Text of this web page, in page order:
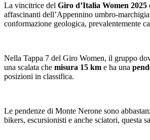
La vincitrice del Giro d’Italia Women 2025
affascinanti dell’Appennino umbro-
conformazione geologica, prevalentemente
Nella Tappa 7 del Giro Women, il gruppo
una scalata che misura 15 km e ha una
posizioni in classifica.
Le pendenze di Monte Nerone sono
bikers, escursionisti e anche sciatori, questa